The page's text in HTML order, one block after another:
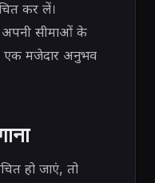
कर लें।
सीमाओं के
एक मजेदार अनुभव
हो जाएं, तो